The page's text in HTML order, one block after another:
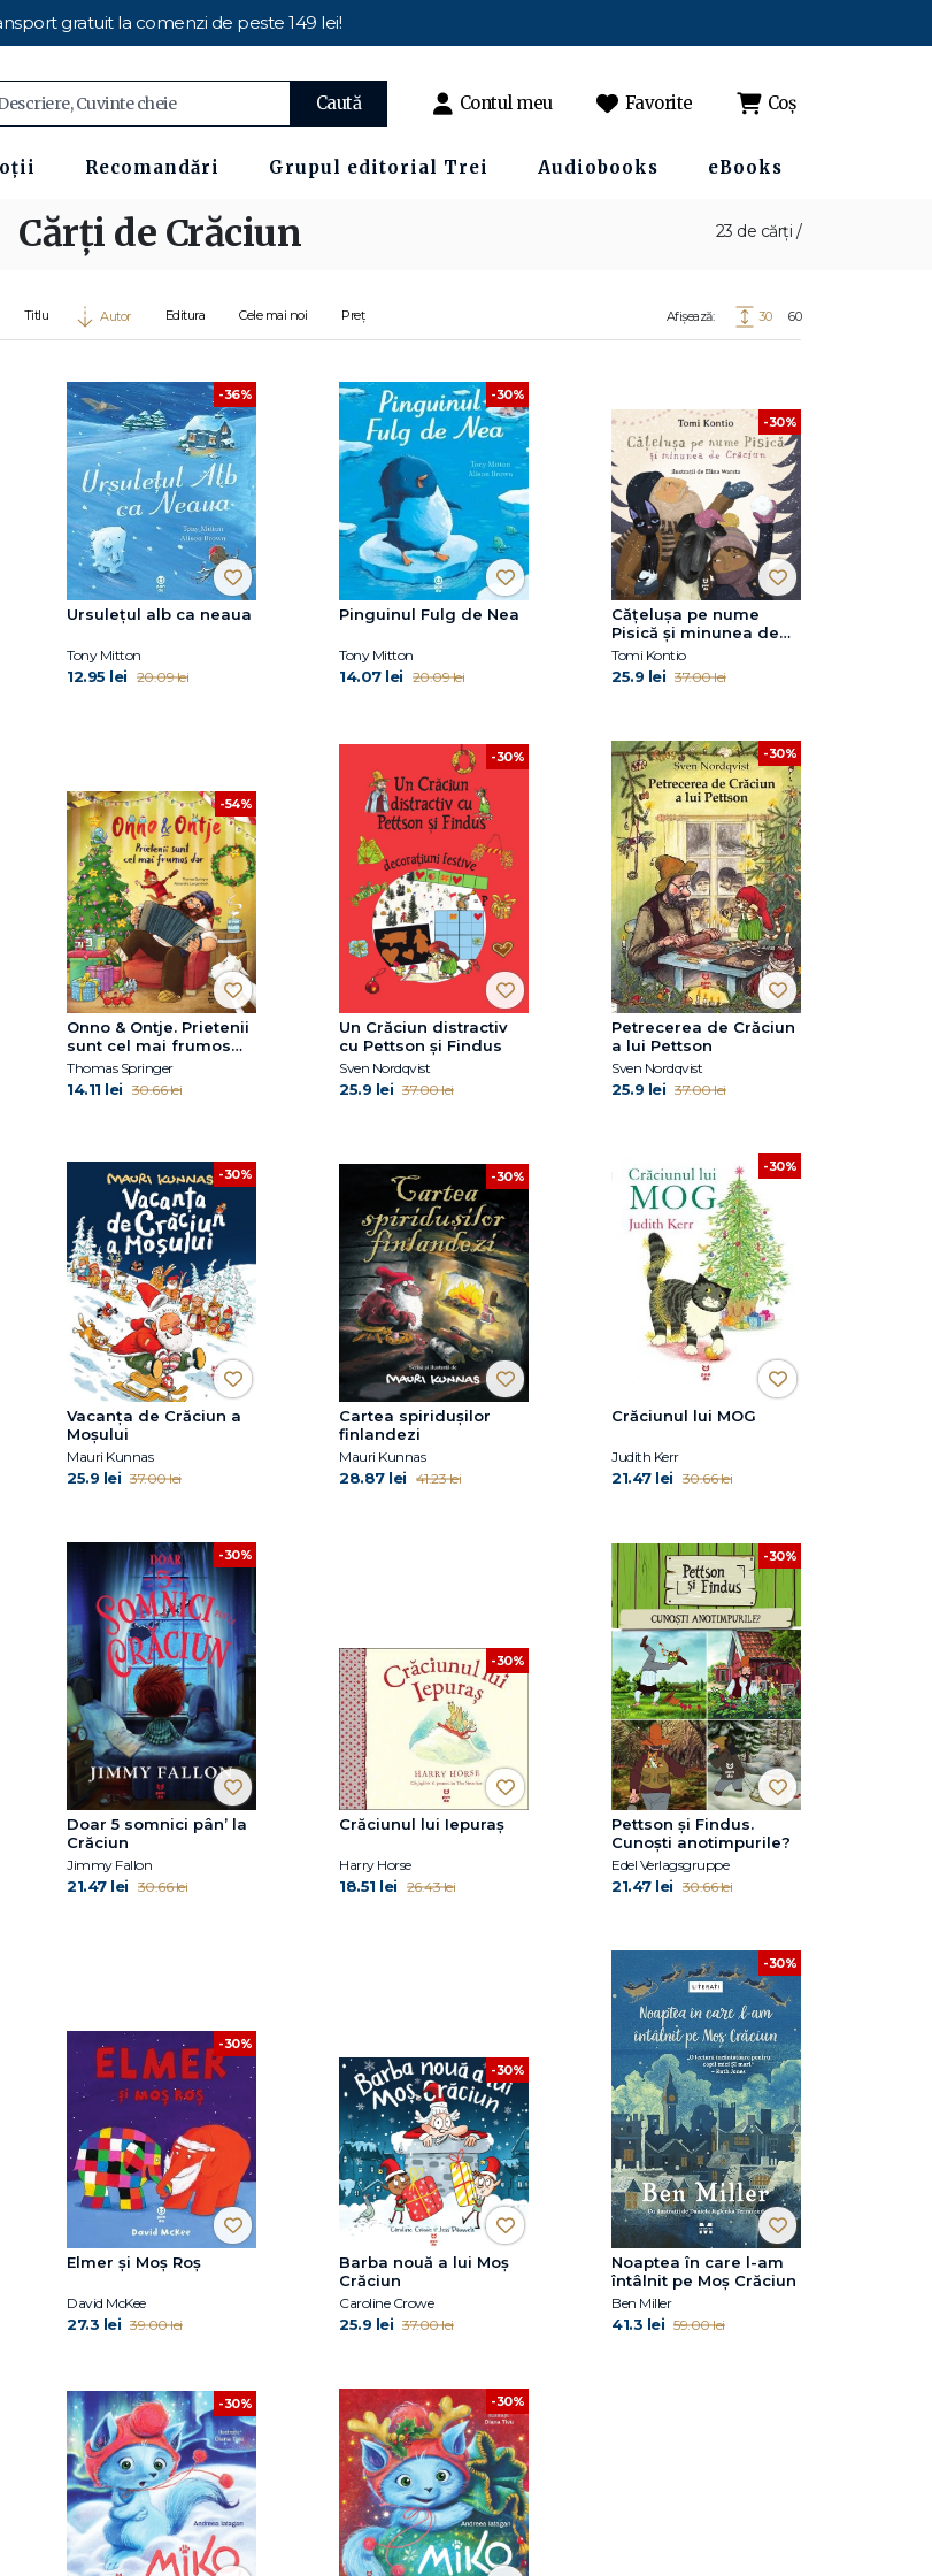
gratuit la comenzi de peste 149 lei!
Caută Contul meu Favorite Coș
Recomandări Grupul editorial Trei Audiobooks eBooks
23 de cărți /
Cărți de Crăciun
Titlu Autor Editura Cele mai noi Preț Afișează: 30 60
-36%
Ursulețul alb ca neaua
Tony Mitton
12.95 lei 20.09 lei
-30%
Pinguinul Fulg de Nea
Tony Mitton
14.07 lei 20.09 lei
-30%
Cățelușa pe nume
Pisică și minunea de
Crăciun
Tomi Kontio
25.9 lei 37.00 lei
-54%
Onno & Ontje. Prietenii
sunt cel mai frumos
dar
Thomas Springer
14.11 lei 30.66 lei
-30%
Un Crăciun distractiv
cu Pettson și Findus
Sven Nordqvist
25.9 lei 37.00 lei
-30%
Petrecerea de Crăciun
a lui Pettson
Sven Nordqvist
25.9 lei 37.00 lei
-30%
Vacanța de Crăciun a
Moșului
Mauri Kunnas
25.9 lei 37.00 lei
-30%
Cartea spiridușilor
finlandezi
Mauri Kunnas
28.87 lei 41.23 lei
-30%
Crăciunul lui MOG
Judith Kerr
21.47 lei 30.66 lei
-30%
Doar 5 somnici pân’ la
Crăciun
Jimmy Fallon
21.47 lei 30.66 lei
-30%
Crăciunul lui Iepuraș
Harry Horse
18.51 lei 26.43 lei
-30%
Pettson și Findus.
Cunoști anotimpurile?
Edel Verlagsgruppe
21.47 lei 30.66 lei
-30%
Elmer și Moș Roș
David McKee
27.3 lei 39.00 lei
-30%
Barba nouă a lui Moș
Crăciun
Caroline Crowe
25.9 lei 37.00 lei
-30%
Noaptea în care l-am
întâlnit pe Moș Crăciun
Ben Miller
41.3 lei 59.00 lei
-30% -30%